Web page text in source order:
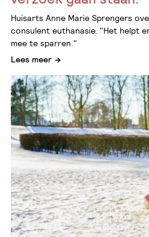
Huisarts Anne Marie Sprengers
consulent euthanasie. "Het helpt
mee te sparren."
Lees meer